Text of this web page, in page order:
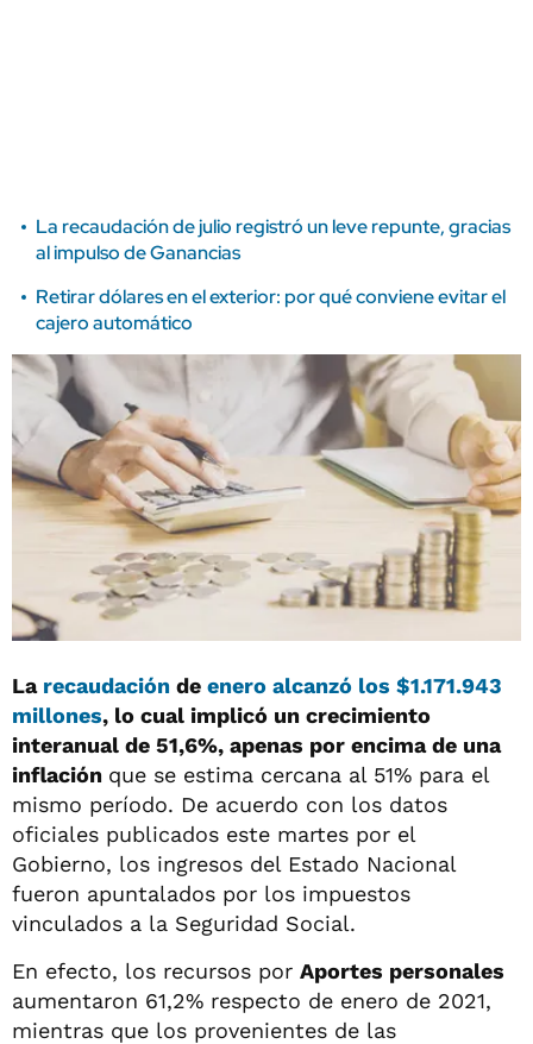
La recaudación de julio registró un leve repunte, gracias
al impulso de Ganancias
Retirar dólares en el exterior: por qué conviene evitar el
cajero automático
La recaudación de enero alcanzó los $1.171.943
millones, lo cual implicó un crecimiento
interanual de 51,6%, apenas por encima de una
inflación que se estima cercana al 51% para el
mismo período. De acuerdo con los datos
oficiales publicados este martes por el
Gobierno, los ingresos del Estado Nacional
fueron apuntalados por los impuestos
vinculados a la Seguridad Social.
En efecto, los recursos por Aportes personales
aumentaron 61,2% respecto de enero de 2021,
mientras que los provenientes de las